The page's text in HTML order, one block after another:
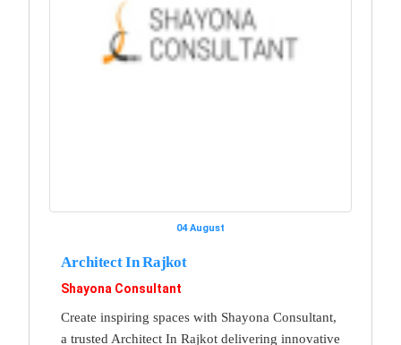
04 August
Architect In Rajkot
Shayona Consultant
Create inspiring spaces with Shayona Consultant,
a trusted Architect In Rajkot delivering innovative